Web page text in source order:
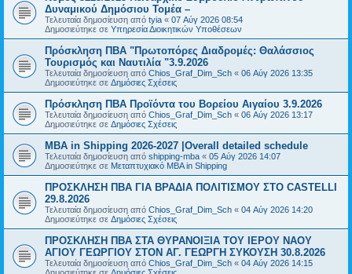
Δυναμικού Δημόσιου Τομέα –
Τελευταία δημοσίευση από tyia « 07 Αύγ 2026 08:54
Δημοσιεύτηκε σε Υπηρεσία Διοικητικών Υποθέσεων
Πρόσκληση ΠΒΑ "Πρωτοπόρες Διαδρομές: Θαλάσσιος
Τουρισμός και Ναυτιλία "3.9.2026
Τελευταία δημοσίευση από Chios_Graf_Dim_Sch « 06 Αύγ 2026 13:35
Δημοσιεύτηκε σε Δημόσιες Σχέσεις
Πρόσκληση ΠΒΑ Προϊόντα του Βορείου Αιγαίου 3.9.2026
Τελευταία δημοσίευση από Chios_Graf_Dim_Sch « 06 Αύγ 2026 13:17
Δημοσιεύτηκε σε Δημόσιες Σχέσεις
MBA in Shipping 2026-2027 |Overall detailed schedule
Τελευταία δημοσίευση από shipping-mba « 05 Αύγ 2026 14:07
Δημοσιεύτηκε σε Μεταπτυχιακό MBA in Shipping
ΠΡΟΣΚΛΗΣΗ ΠΒΑ ΓΙΑ ΒΡΑΔΙΑ ΠΟΛΙΤΙΣΜΟΥ ΣΤΟ CASTELLI
29.8.2026
Τελευταία δημοσίευση από Chios_Graf_Dim_Sch « 04 Αύγ 2026 14:20
Δημοσιεύτηκε σε Δημόσιες Σχέσεις
ΠΡΟΣΚΛΗΣΗ ΠΒΑ ΣΤΑ ΘΥΡΑΝΟΙΞΙΑ ΤΟΥ ΙΕΡΟΥ ΝΑΟΥ
ΑΓΙΟΥ ΓΕΩΡΓΙΟΥ ΣΤΟΝ ΑΓ. ΓΕΩΡΓΗ ΣΥΚΟΥΣΗ 30.8.2026
Τελευταία δημοσίευση από Chios_Graf_Dim_Sch « 04 Αύγ 2026 14:15
Δημοσιεύτηκε σε Δημόσιες Σχέσεις